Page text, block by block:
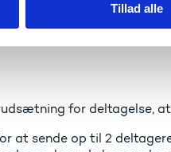
Tillad alle
er velkomne.
for deltagelse, at
at sende op til 2